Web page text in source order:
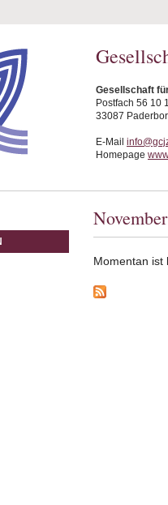
Gesellschaft
Postfach 56 10
33087
E-Mail
Homepage
Momentan ist